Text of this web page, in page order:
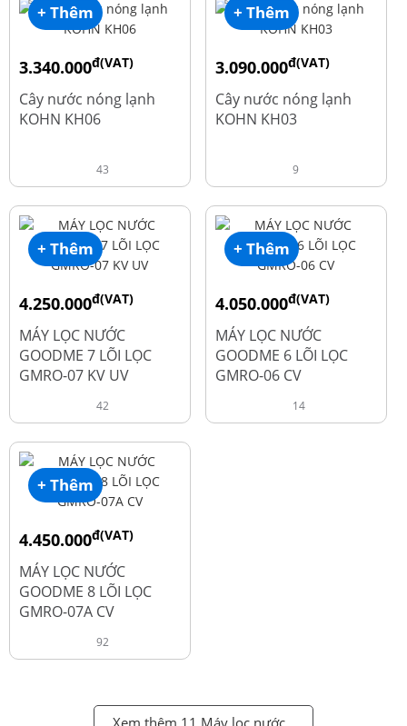
+ Thêm
3.340.000đ(VAT)
Cây nước nóng lạnh
KOHN KH06
43
+ Thêm
3.090.000đ(VAT)
Cây nước nóng lạnh
KOHN KH03
9
+ Thêm
4.250.000đ(VAT)
6.050.000
MÁY LỌC NƯỚC
GOODME 7 LÕI LỌC
GMRO-07 KV UV
42
+ Thêm
4.050.000đ(VAT)
5.250.000
MÁY LỌC NƯỚC
GOODME 6 LÕI LỌC
GMRO-06 CV
14
+ Thêm
4.450.000đ(VAT)
6.250.000
MÁY LỌC NƯỚC
GOODME 8 LÕI LỌC
GMRO-07A CV
92
Xem thêm 11 Máy lọc nước